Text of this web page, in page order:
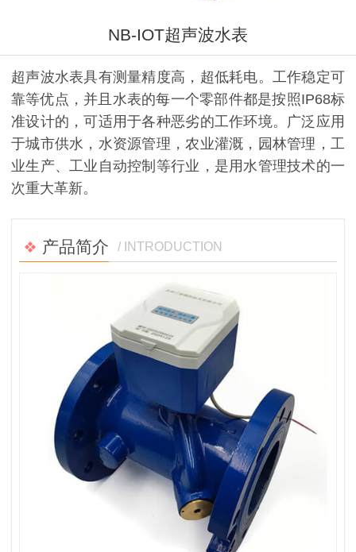
NB-IOT超声波水表
超声波水表具有测量精度高，超低耗电。工作稳定可
靠等优点，并且水表的每一个零部件都是按照IP68标
准设计的，可适用于各种恶劣的工作环境。广泛应用
于城市供水，水资源管理，农业灌溉，园林管理，工
业生产、工业自动控制等行业，是用水管理技术的一
次重大革新。
产品简介 / INTRODUCTION